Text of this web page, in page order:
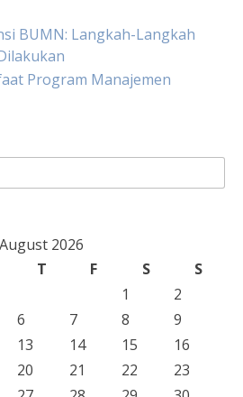
BUMN: Langkah-Langkah
Program Manajemen
August 2026
T F S
S
1
2
6 7 8
9
13 14 15
16
20 21 22
23